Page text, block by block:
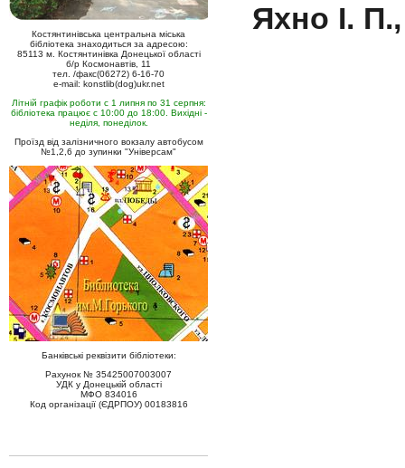
Костянтинівська центральна міська
бібліотека знаходиться за адресою:
85113 м. Костянтинівка Донецької області
б/р Космонавтів, 11
тел. /факс(06272) 6-16-70
e-mail: konstlib(dog)ukr.net
Літній графік роботи с 1 липня по 31 серпня:
бібліотека працює с 10:00 до 18:00. Вихідні -
неділя, понеділок.
Проїзд від залізничного вокзалу автобусом
№1,2,6 до зупинки "Універсам"
Банківські реквізити бібліотеки:
Рахунок № 35425007003007
УДК у Донецькій області
МФО 834016
Код організації (ЄДРПОУ) 00183816
Яхно І.